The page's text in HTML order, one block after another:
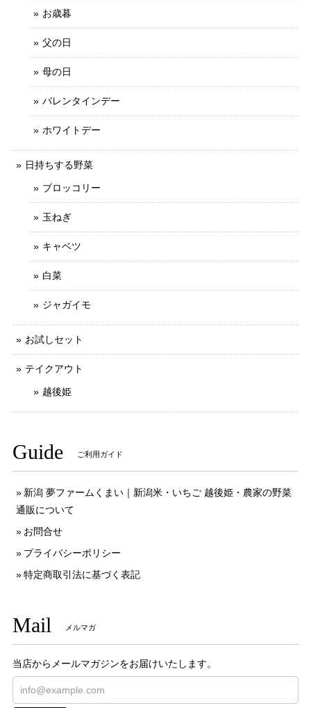
お歳暮
父の日
母の日
バレンタインデー
ホワイトデー
日持ちする野菜
ブロッコリー
玉ねぎ
キャベツ
白菜
ジャガイモ
お試しセット
テイクアウト
越後姫
Guide ご利用ガイド
新潟 夢ファームくまい｜新潟米・いちご 越後姫・農家の野菜
通販について
お問合せ
プライバシーポリシー
特定商取引法に基づく表記
Mail メルマガ
当店からメールマガジンをお届けいたします。